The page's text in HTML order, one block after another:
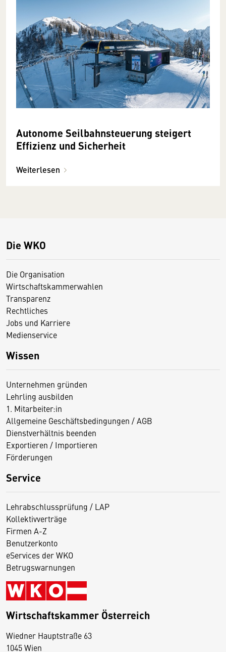
Autonome Seilbahnsteuerung steigert
Effizienz und Sicherheit
Weiterlesen
Die WKO
Die Organisation
Wirtschaftskammerwahlen
Transparenz
Rechtliches
Jobs und Karriere
Medienservice
Wissen
Unternehmen gründen
Lehrling ausbilden
1. Mitarbeiter:in
Allgemeine Geschäftsbedingungen / AGB
Dienstverhältnis beenden
Exportieren / Importieren
Förderungen
Service
Lehrabschlussprüfung / LAP
Kollektivverträge
Firmen A-Z
Benutzerkonto
eServices der WKO
Betrugswarnungen
Wirtschaftskammer Österreich
Wiedner Hauptstraße 63
1045 Wien
D